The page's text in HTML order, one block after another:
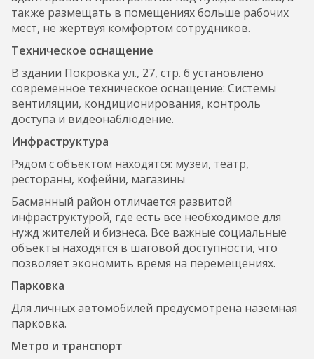
также размещать в помещениях больше рабочих
мест, не жертвуя комфортом сотрудников.
Техническое оснащение
В здании Покровка ул., 27, стр. 6 установлено
современное техническое оснащение: Системы
вентиляции, кондиционирования, контроль
доступа и видеонаблюдение.
Инфраструктура
Рядом с объектом находятся: музеи, театр,
рестораны, кофейни, магазины
Басманный район отличается развитой
инфраструктурой, где есть все необходимое для
нужд жителей и бизнеса. Все важные социальные
объекты находятся в шаговой доступности, что
позволяет экономить время на перемещениях.
Парковка
Для личных автомобилей предусмотрена наземная
парковка.
Метро и транспорт